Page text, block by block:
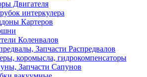
Двигателя
интеркулера
Картеров
Коленвалов
Запчасти Распредвалов
коромысла, гидрокомпенсаторы
Запчасти Сапунов